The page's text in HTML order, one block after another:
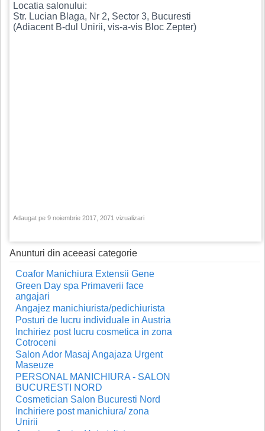
Locatia salonului:
Str. Lucian Blaga, Nr 2, Sector 3, Bucuresti
(Adiacent B-dul Unirii, vis-a-vis Bloc Zepter)
Adaugat pe 9 noiembrie 2017, 2071 vizualizari
Anunturi din aceeasi categorie
Coafor Manichiura Extensii Gene
Green Day spa Primaverii face
angajari
Angajez manichiurista/pedichiurista
Posturi de lucru individuale in Austria
Inchiriez post lucru cosmetica in zona
Cotroceni
Salon Ador Masaj Angajaza Urgent
Maseuze
PERSONAL MANICHIURA - SALON
BUCURESTI NORD
Cosmetician Salon Bucuresti Nord
Inchiriere post manichiura/ zona
Unirii